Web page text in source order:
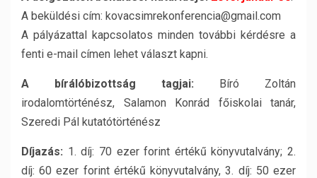
A beküldési cím: kovacsimrekonferencia@gmail.com
A pályázattal kapcsolatos minden további kérdésre a
fenti e-mail címen lehet választ kapni.
A bírálóbizottság tagjai: Bíró Zoltán
irodalomtörténész, Salamon Konrád főiskolai tanár,
Szeredi Pál kutatótörténész
Díjazás: 1. díj: 70 ezer forint értékű könyvutalvány; 2.
díj: 60 ezer forint értékű könyvutalvány, 3. díj: 50 ezer